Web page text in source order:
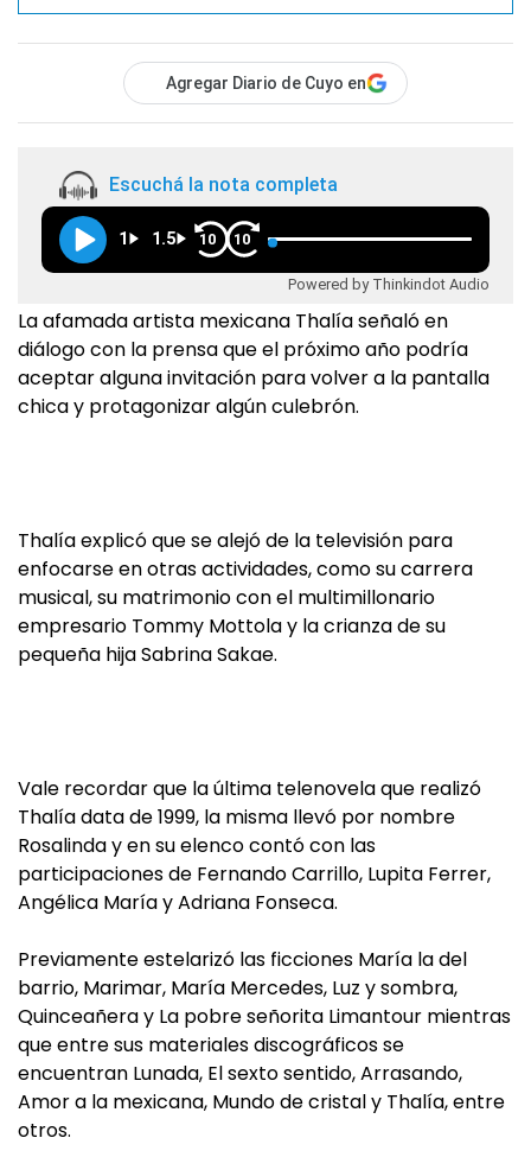
Agregar Diario de Cuyo en
Escuchá la nota completa
1 1.5 10 10
Powered by Thinkindot Audio
La afamada artista mexicana Thalía señaló en
diálogo con la prensa que el próximo año podría
aceptar alguna invitación para volver a la pantalla
chica y protagonizar algún culebrón.
Thalía explicó que se alejó de la televisión para
enfocarse en otras actividades, como su carrera
musical, su matrimonio con el multimillonario
empresario Tommy Mottola y la crianza de su
pequeña hija Sabrina Sakae.
Vale recordar que la última telenovela que realizó
Thalía data de 1999, la misma llevó por nombre
Rosalinda y en su elenco contó con las
participaciones de Fernando Carrillo, Lupita Ferrer,
Angélica María y Adriana Fonseca.
Previamente estelarizó las ficciones María la del
barrio, Marimar, María Mercedes, Luz y sombra,
Quinceañera y La pobre señorita Limantour mientras
que entre sus materiales discográficos se
encuentran Lunada, El sexto sentido, Arrasando,
Amor a la mexicana, Mundo de cristal y Thalía, entre
otros.